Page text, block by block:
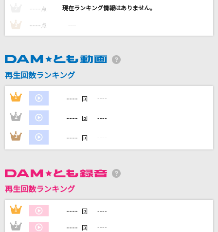
DAMに会員登録・ログインして
カラオケをもっと楽しもう！
自宅でカラオケ歌い放題！
---- 点 ----
3 ---- 点 ----
再生回数ランキング
1 ---- 回 ----
2 ---- 回 ----
3 ---- 回 ----
再生回数ランキング
1 ---- 回 ----
2 ---- 回 ----